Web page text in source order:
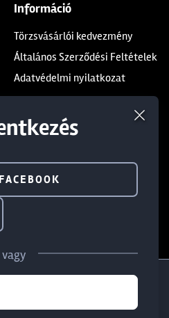
Információ
Törzsvásárlói kedvezmény
Általános Szerződési Feltételek
Adatvédelmi nyilatkozat
+36 1 284 5283
info@walterland.net
FACEBOOK
vagy